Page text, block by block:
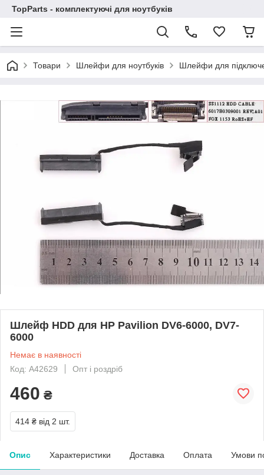
TopParts - комплектуючі для ноутбуків
Товари Шлейфи для ноутбуків Шлейфи для
Шлейф HDD для HP Pavilion DV6-6000, DV7-
6000
Немає в наявності
Код: A42629
Опт і роздріб
460 ₴
414 ₴ від 2 шт.
Опис Характеристики Доставка Оплата Умови